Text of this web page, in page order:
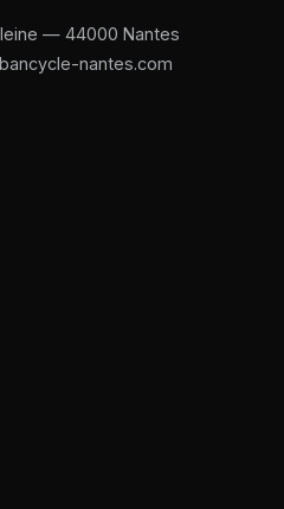
— 44000 Nantes
nantes.com